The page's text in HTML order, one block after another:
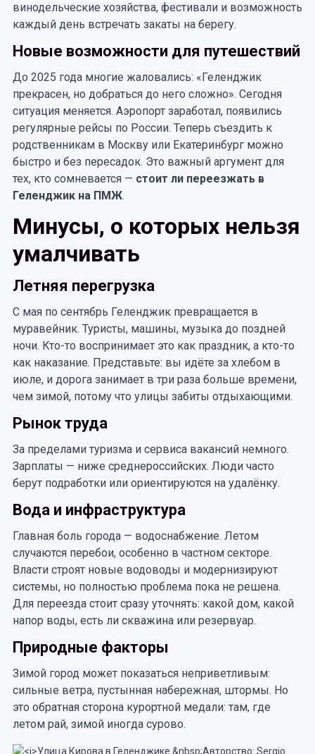
винодельческие хозяйства, фестивали и возможность
каждый день встречать закаты на берегу.
Новые возможности для путешествий
До 2025 года многие жаловались: «Геленджик
прекрасен, но добраться до него сложно». Сегодня
ситуация меняется. Аэропорт заработал, появились
регулярные рейсы по России. Теперь съездить к
родственникам в Москву или Екатеринбург можно
быстро и без пересадок. Это важный аргумент для
тех, кто сомневается — стоит ли переезжать в
Геленджик на ПМЖ.
Минусы, о которых нельзя
умалчивать
Летняя перегрузка
С мая по сентябрь Геленджик превращается в
муравейник. Туристы, машины, музыка до поздней
ночи. Кто-то воспринимает это как праздник, а кто-то
как наказание. Представьте: вы идёте за хлебом в
июле, и дорога занимает в три раза больше времени,
чем зимой, потому что улицы забиты отдыхающими.
Рынок труда
За пределами туризма и сервиса вакансий немного.
Зарплаты — ниже среднероссийских. Люди часто
берут подработки или ориентируются на удалёнку.
Вода и инфраструктура
Главная боль города — водоснабжение. Летом
случаются перебои, особенно в частном секторе.
Власти строят новые водоводы и модернизируют
системы, но полностью проблема пока не решена.
Для переезда стоит сразу уточнять: какой дом, какой
напор воды, есть ли скважина или резервуар.
Природные факторы
Зимой город может показаться неприветливым:
сильные ветра, пустынная набережная, штормы. Но
это обратная сторона курортной медали: там, где
летом рай, зимой иногда сурово.